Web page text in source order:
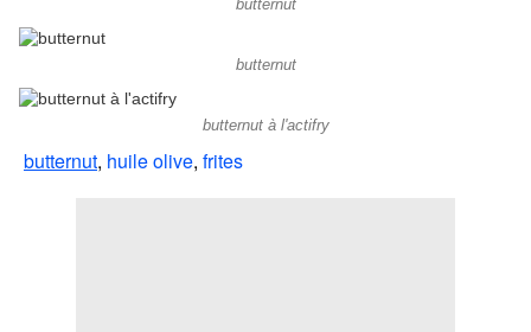
butternut
butternut
butternut à l'actifry
butternut, huile olive, frites